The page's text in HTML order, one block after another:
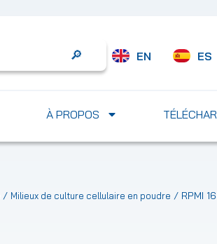
Search EN ES
À PROPOS
/ Milieux de culture cellulaire en poudre / RPMI